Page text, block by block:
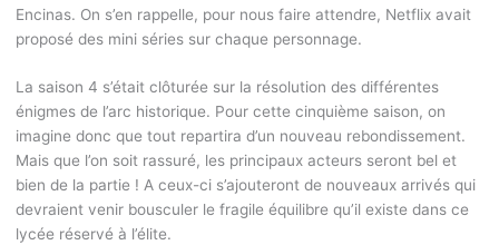
Encinas. On s’en rappelle, pour nous faire attendre, Netflix avait
proposé des mini séries sur chaque personnage.
La saison 4 s’était clôturée sur la résolution des différentes
énigmes de l’arc historique. Pour cette cinquième saison, on
imagine donc que tout repartira d’un nouveau rebondissement.
Mais que l’on soit rassuré, les principaux acteurs seront bel et
bien de la partie ! A ceux-ci s’ajouteront de nouveaux arrivés qui
devraient venir bousculer le fragile équilibre qu’il existe dans ce
lycée réservé à l’élite.